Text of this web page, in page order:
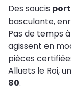
Des soucis
basculante,
Pas de temps
agissent en
pièces
Alluets le Roi,
80.